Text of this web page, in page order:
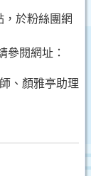
於粉絲團網
參閱網址：
、顏雅亭助理